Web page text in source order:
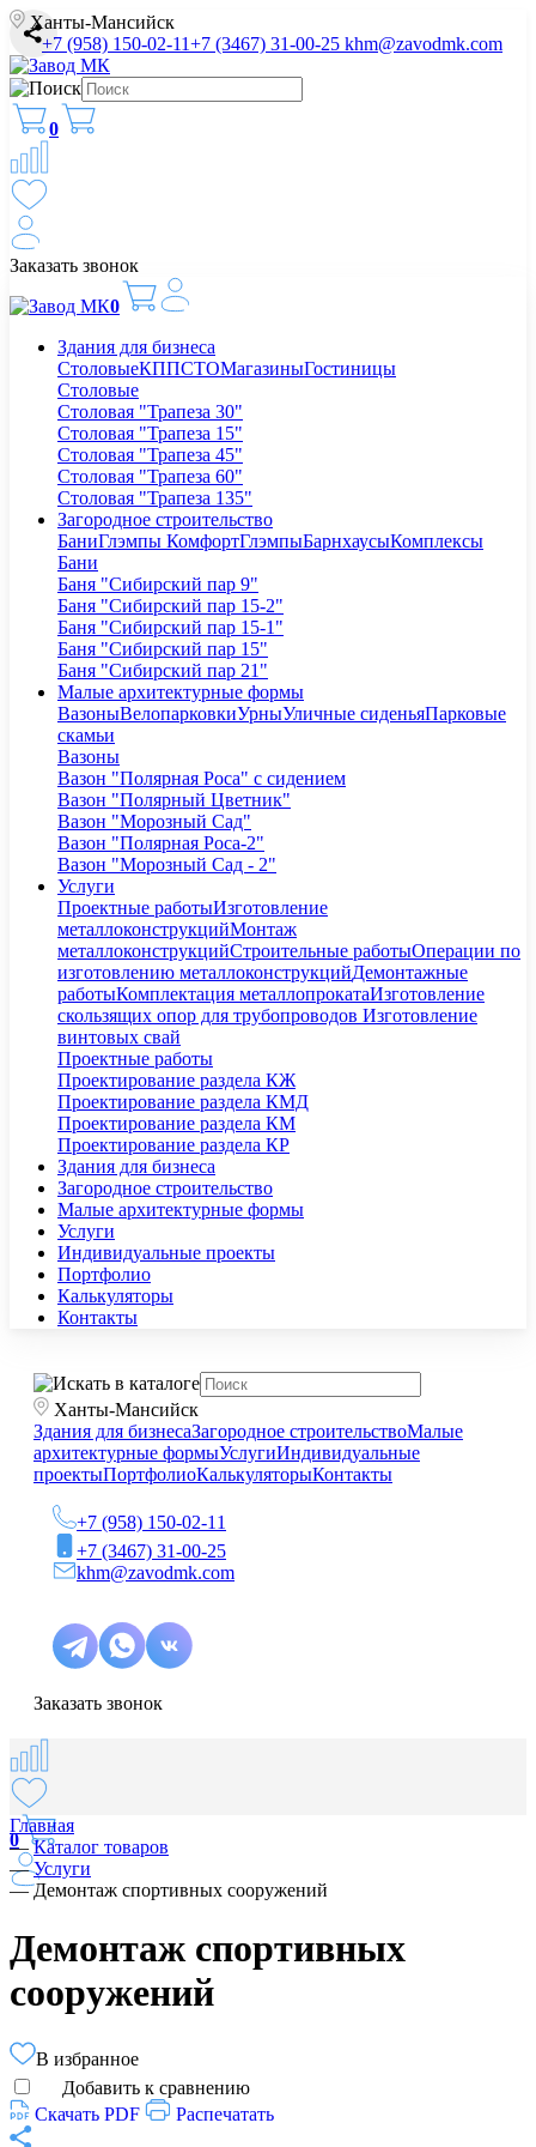
Ханты-Мансийск
+7 (958) 150-02-11+7 (3467) 31-00-25 khm@zavodmk.com
0
Заказать звонок
0
Здания для бизнеса
СтоловыеКППСТОМагазиныГостиницы
Столовые
Столовая "Трапеза 30"
Столовая "Трапеза 15"
Столовая "Трапеза 45"
Столовая "Трапеза 60"
Столовая "Трапеза 135"
Загородное строительство
БаниГлэмпы КомфортГлэмпыБарнхаусыКомплексы
Бани
Баня "Сибирский пар 9"
Баня "Сибирский пар 15-2"
Баня "Сибирский пар 15-1"
Баня "Сибирский пар 15"
Баня "Сибирский пар 21"
Малые архитектурные формы
ВазоныВелопарковкиУрныУличные сиденьяПарковые
скамьи
Вазоны
Вазон "Полярная Роса" с сидением
Вазон "Полярный Цветник"
Вазон "Морозный Сад"
Вазон "Полярная Роса-2"
Вазон "Морозный Сад - 2"
Услуги
Проектные работыИзготовление
металлоконструкцийМонтаж
металлоконструкцийСтроительные работыОперации по
изготовлению металлоконструкцийДемонтажные
работыКомплектация металлопрокатаИзготовление
скользящих опор для трубопроводов Изготовление
винтовых свай
Проектные работы
Проектирование раздела КЖ
Проектирование раздела КМД
Проектирование раздела КМ
Проектирование раздела КР
Здания для бизнеса
Загородное строительство
Малые архитектурные формы
Услуги
Индивидуальные проекты
Портфолио
Калькуляторы
Контакты
Ханты-Мансийск
Здания для бизнесаЗагородное строительствоМалые
архитектурные формыУслугиИндивидуальные
проектыПортфолиоКалькуляторыКонтакты
+7 (958) 150-02-11
+7 (3467) 31-00-25
khm@zavodmk.com
Заказать звонок
0
Главная
—Каталог товаров
—Услуги
—Демонтаж спортивных сооружений
Демонтаж спортивных
сооружений
В избранное
Добавить к сравнению
Скачать PDF
Распечатать